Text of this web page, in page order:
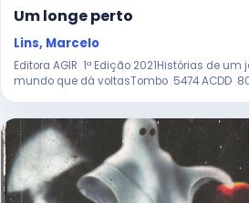
Um longe perto
Lins, Marcelo
Editora AGIR 1ª Edição 2021Histórias de
mundo que dá voltasTombo 5474 ACDD